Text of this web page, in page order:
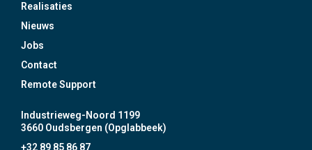
Realisaties
Nieuws
Jobs
Contact
Remote Support
Industrieweg-Noord 1199
3660 Oudsbergen (Opglabbeek)
+32 89 85 86 87